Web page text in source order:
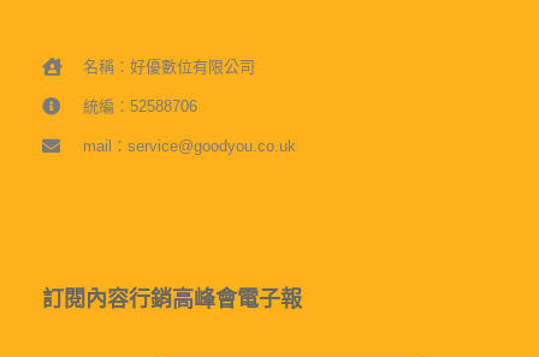
名稱：好優數位有限公司
統編：52588706
mail：service@goodyou.co.uk
訂閱內容行銷高峰會電子報